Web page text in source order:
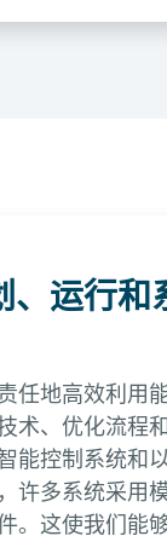
、运行和
任地高效利用
术、优化流程
能控制系统和
许多系统采用
。这使我们能